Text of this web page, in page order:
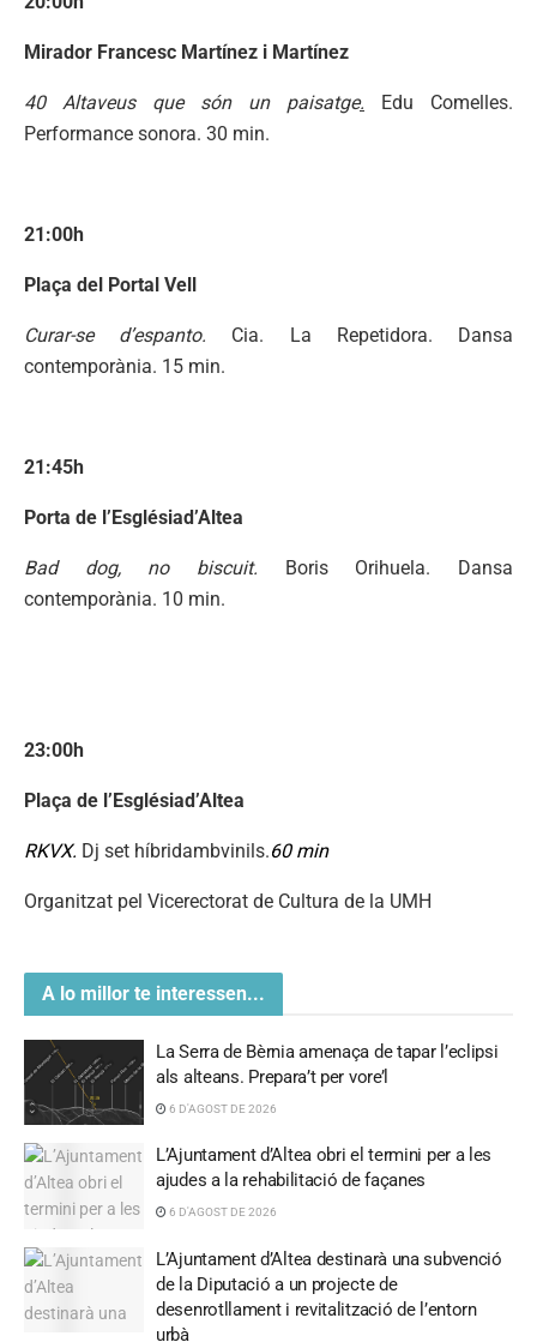
Mirador Francesc Martínez i Martínez
40 Altaveus que són un paisatge. Edu Comelles.
Performance sonora. 30 min.
21:00h
Plaça del Portal Vell
Curar-se d’espanto. Cia. La Repetidora. Dansa
contemporània. 15 min.
21:45h
Porta de l’Esglésiad’Altea
Bad dog, no biscuit. Boris Orihuela. Dansa
contemporània. 10 min.
23:00h
Plaça de l’Esglésiad’Altea
RKVX. Dj set híbridambvinils.60 min
Organitzat pel Vicerectorat de Cultura de la UMH
A lo millor te interessen...
La Serra de Bèrnia amenaça de tapar l’eclipsi
als alteans. Prepara’t per vore’l
6 D'AGOST DE 2026
L’Ajuntament d’Altea obri el termini per a les
ajudes a la rehabilitació de façanes
6 D'AGOST DE 2026
L’Ajuntament d’Altea destinarà una subvenció
de la Diputació a un projecte de
desenrotllament i revitalització de l’entorn
urbà